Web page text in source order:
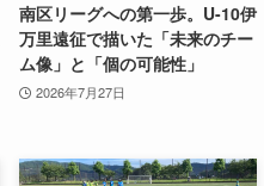
南区リーグへの第一歩。U-10伊
万里遠征で描いた「未来のチー
ム像」と「個の可能性」
2026年7月27日